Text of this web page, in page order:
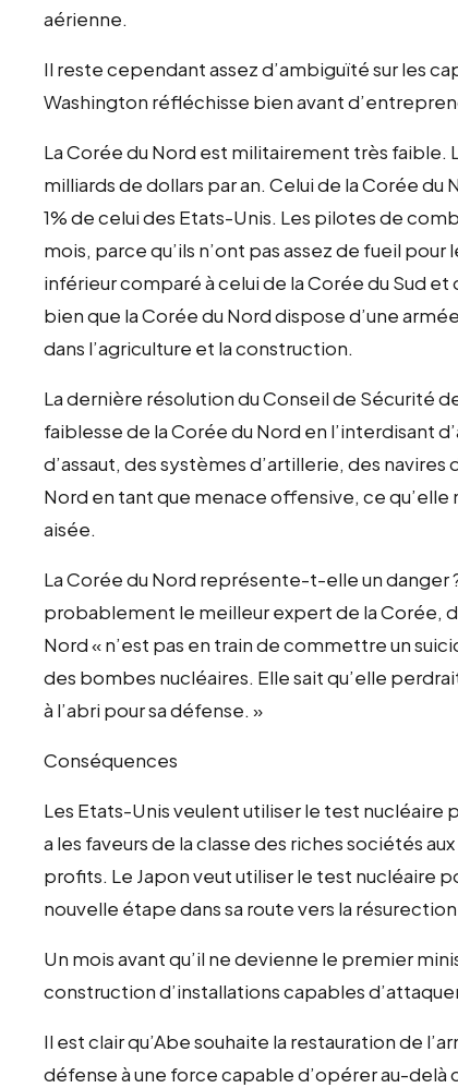
aérienne.
Il reste cependant assez d’ambiguïté sur les
Washington réfléchisse bien avant
La Corée du Nord est militairement très
milliards de dollars par an. Celui de la Corée du
1% de celui des Etats-Unis. Les pilotes de
mois, parce qu’ils n’ont pas assez de fueil
inférieur comparé à celui de la Corée du Sud
bien que la Corée du Nord dispose d’une
dans l’agriculture et la construction.
La dernière résolution du Conseil de Sécurité
faiblesse de la Corée du Nord en l’interdisant
d’assaut, des systèmes d’artillerie, des navires
Nord en tant que menace offensive, ce qu’elle
aisée.
La Corée du Nord représente-t-elle un danger
probablement le meilleur expert de la Corée,
Nord « n’est pas en train de commettre un
des bombes nucléaires. Elle sait qu’elle
à l’abri pour sa défense. »
Conséquences
Les Etats-Unis veulent utiliser le test nucléaire
a les faveurs de la classe des riches sociétés
profits. Le Japon veut utiliser le test nucléaire
nouvelle étape dans sa route vers la
Un mois avant qu’il ne devienne le premier
construction d’installations capables
Il est clair qu’Abe souhaite la restauration de
défense à une force capable d’opérer au-delà